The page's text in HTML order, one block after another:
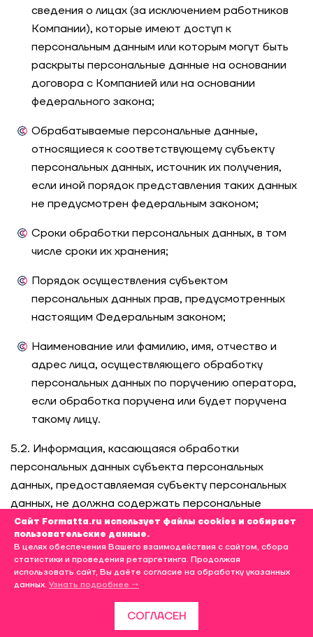
сведения о лицах (за исключением работников
Компании), которые имеют доступ к
персональным данным или которым могут быть
раскрыты персональные данные на основании
договора с Компанией или на основании
федерального закона;
Обрабатываемые персональные данные,
относящиеся к соответствующему субъекту
персональных данных, источник их получения,
если иной порядок представления таких данных
не предусмотрен федеральным законом;
Сроки обработки персональных данных, в том
числе сроки их хранения;
Порядок осуществления субъектом
персональных данных прав, предусмотренных
настоящим Федеральным законом;
Наименование или фамилию, имя, отчество и
адрес лица, осуществляющего обработку
персональных данных по поручению оператора,
если обработка поручена или будет поручена
такому лицу.
5.2. Информация, касающаяся обработки
персональных данных субъекта персональных
данных, предоставляемая субъекту персональных
данных, не должна содержать персональные
данные, относящиеся к другим субъектам
персональных данных, за исключением случаев,
когда имеются законные основания для раскрытия
таких персональных данных.
5.3. Информация, касающаяся обработки
персональных данных субъекта персональных
Сайт Formatta.ru использует файлы cookies и собирает
пользовательские данные.
В целях обеспечения Вашего взаимодействия с сайтом, сбора
статистики и проведения ретаргетинга. Продолжая
использовать сайт, Вы даёте согласие на обработку указанных
данных. Узнать подробнее →
СОГЛАСЕН